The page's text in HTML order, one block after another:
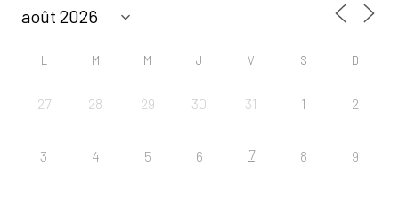
L M M J V S D
27 28 29 30 31 1 2
3 4 5 6 7 8 9